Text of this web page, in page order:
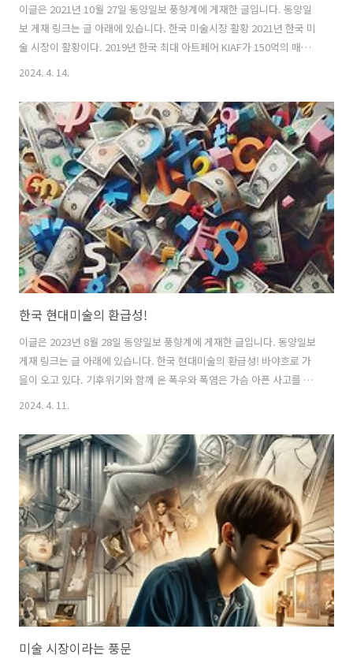
이글은 2021년 10월 27일 동양일보 풍향계에 게재한 글입니다. 동양일
보 게재 링크는 글 아래에 있습니다. 한국 미술시장 활황 2021년 한국 미
술 시장이 활황이다. 2019년 한국 최대 아트페어 KIAF가 150억의 매출
이었으나 부산 대표 아트페어 아트부산이 350억의 매출을 올렸다고 전
일 까지 열렸는데 올해 거래금액은 역대 최대 650억원을 상회한다고 한
다. VIP 티켓이 30만원 가량으로 어떻게 구하는 지조차 쉽게 알 수 없는
상황으로 지난번 보다 4배 이상의 거래 금액으로 10월 13일 VVIP오픈 첫
날 350억원의 매출을 보도하며 아트부산 전체 매출에 버금가는 매출로
지금 한국 미술 시장의 분위기를 알 수 있게 ..
2024. 4. 14.
한국 현대미술의 환급성!
이글은 2023년 8월 28일 동양일보 풍향계에 게재한 글입니다. 동양일보
게재 링크는 글 아래에 있습니다. 한국 현대미술의 환급성! 바야흐로 가
을이 오고 있다. 기후위기와 함께 온 폭우와 폭염은 가슴 아픈 사고를 많
이 만들었고 이제 기후위기가 실재(계)임을 몸으로 느끼게 한 여름이었
되기도 했고 여름내 일어난 사고 때문에 내용이 바뀌기도 했다. 여하튼
이제 환경이 인간을 ‘다시’ 지배하기 시작했다는 생각을 지울 수 없다. 사
건 사고가 많은 2023년 여름이었지만 다시 가을이 오고 있다. 다음 주인
9월 6일 프리즈 아트페어가 한국국제아트페어 KIAF와 함께 코엑스에서
시작한다. 미술 잡지들은 프리즈에 참여하는 중소화랑 소개를 마치 광
고..
2024. 4. 11.
미술 시장이라는 풍문